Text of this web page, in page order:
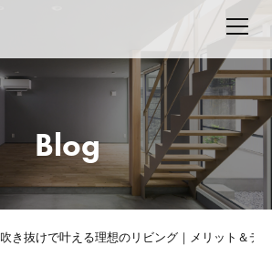
Blog
吹き抜けで叶える理想のリビング｜メリット＆デ